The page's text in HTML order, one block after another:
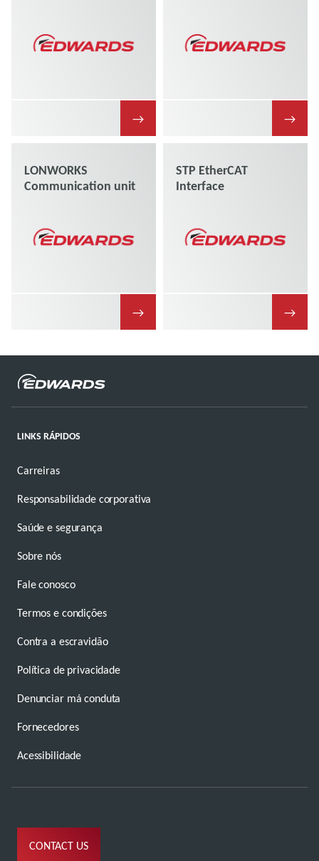
→ →
LONWORKS
Communication unit
→
STP EtherCAT
Interface
→
LINKS RÁPIDOS
Carreiras
Responsabilidade corporativa
Saúde e segurança
Sobre nós
Fale conosco
Termos e condições
Contra a escravidão
Política de privacidade
Denunciar má conduta
Fornecedores
Acessibilidade
CONTACT US